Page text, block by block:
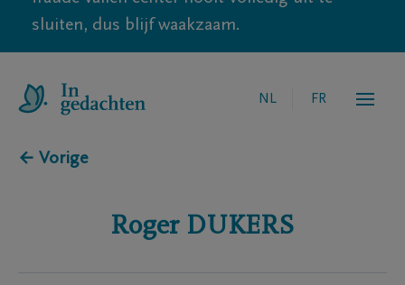
sluiten, dus blijf waakzaam.
NL FR
← Vorige
Roger DUKERS